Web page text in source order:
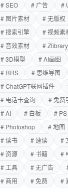
# SEO
# 广告 #
# 图片素材
# 无版权
# 搜索引擎
# 视频素
# 音效素材
# Zlibrary
# 3D模型
# AI画图
# RRS
# 思维导图
# ChatGPT联网插件
# 电话卡查询
# 免费
# AI
# 白板 # PS
# Photoshop
# 地图
# 读书
# 速读 #
# 资源
# 书籍 #
# 工具
# 无广告
# 商用
# 免费 #